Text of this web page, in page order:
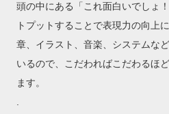
頭の中にある「これ面白いでしょ
トプットすることで表現力の向上
章、イラスト、音楽、システムな
いるので、こだわればこだわるほ
ます。